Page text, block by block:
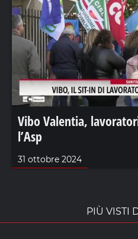
Vibo Valentia,
l’Asp
31 ottobre 2024
PIÙ VISTI